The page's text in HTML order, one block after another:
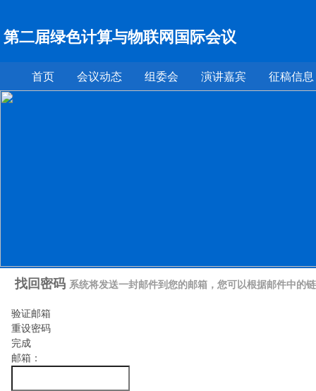
第二届绿色计算与物联网国际会议
首页 会议动态 组委会 演讲嘉宾 征稿信息
找回密码 系统将发送一封邮件到您的邮箱，您可以根据邮件中的
验证邮箱
重设密码
完成
邮箱：